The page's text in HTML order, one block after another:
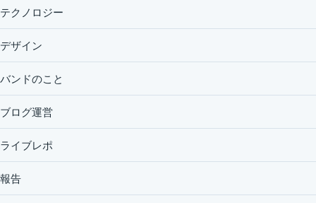
テクノロジー
デザイン
バンドのこと
ブログ運営
ライブレポ
報告